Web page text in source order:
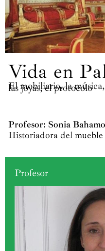
Vida en
El mobiliario, la
las joyas, el protocolo
Profesor: Sonia
Historiadora del
Profesor